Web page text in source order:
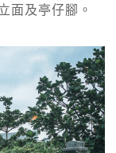
面及亭仔腳。